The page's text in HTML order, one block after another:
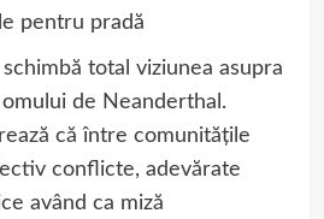
pentru pradă
total viziunea asupra
de Neanderthal.
că între comunitățile
conflicte, adevărate
având ca miză